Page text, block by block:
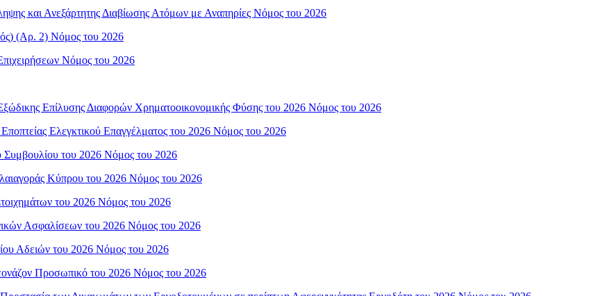
και Ανεξάρτητης Διαβίωσης Ατόμων με Αναπηρίες Νόμος του 2026
(Αρ. 2) Νόμος του 2026
Νόμος του 2026
Επίλυσης Διαφορών Χρηματοοικονομικής Φύσης του 2026 Νόμος του 2026
Ελεγκτικού Επαγγέλματος του 2026 Νόμος του 2026
του 2026 Νόμος του 2026
Κύπρου του 2026 Νόμος του 2026
του 2026 Νόμος του 2026
Ασφαλίσεων του 2026 Νόμος του 2026
Αδειών του 2026 Νόμος του 2026
Προσωπικό του 2026 Νόμος του 2026